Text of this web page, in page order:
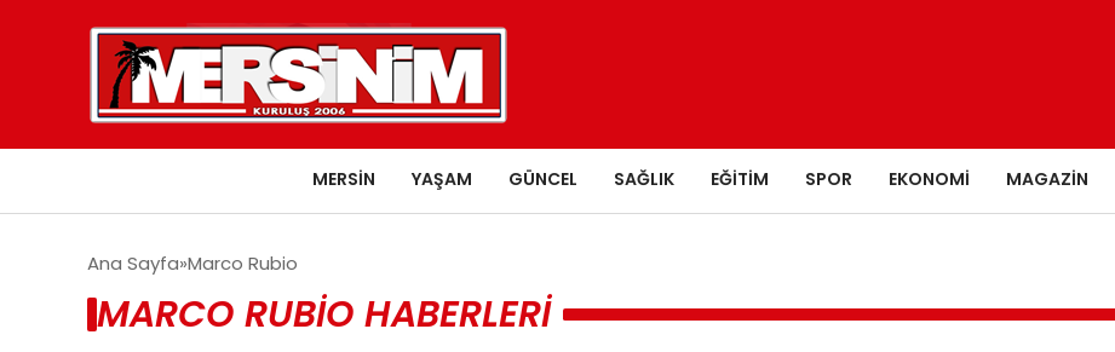
MERSIN YAŞAM GÜNCEL SAĞLIK EĞITIM SPOR EKONOMI MAGAZIN
Ana Sayfa Marco Rubio
MARCO RUBIO HABERLERI